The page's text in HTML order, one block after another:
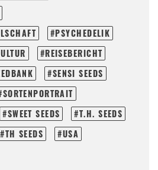
PSYCHEDELIK
REISEBERICHT
SENSI SEEDS
SORTENPORTRAIT
SWEET SEEDS
T.H. SEEDS
TH SEEDS USA